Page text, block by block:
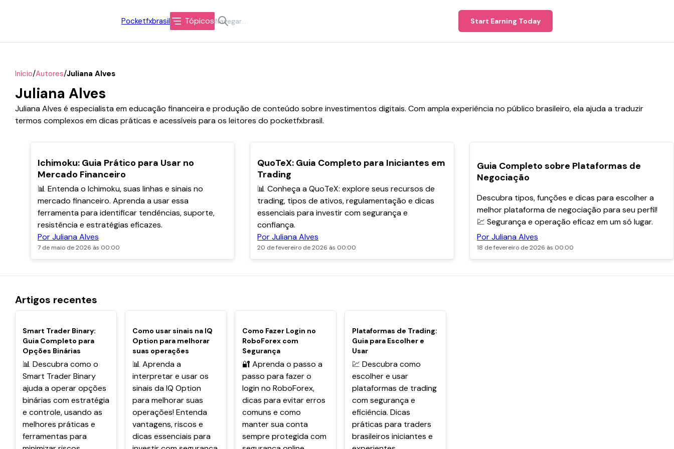
Pocketfxbrasil Tópicos Start Earning Today
Início/Autores/Juliana Alves
Juliana Alves
Juliana Alves é especialista em educação financeira e produção de conteúdo sobre investimentos digitais. Com ampla experiência no público brasileiro, ela ajuda a traduzir
termos complexos em dicas práticas e acessíveis para os leitores do pocketfxbrasil.
Ichimoku: Guia Prático para Usar no
Mercado Financeiro
📊 Entenda o Ichimoku, suas linhas e sinais no
mercado financeiro. Aprenda a usar essa
ferramenta para identificar tendências, suporte,
resistência e estratégias eficazes.
Por Juliana Alves
7 de maio de 2026 às 00:00
POPULARES
QuoTeX: Guia Completo para Iniciantes em
Trading
📊 Conheça a QuoTeX: explore seus recursos de
trading, tipos de ativos, regulamentação e dicas
essenciais para investir com segurança e
confiança.
Por Juliana Alves
20 de fevereiro de 2026 às 00:00
Guia Completo sobre Plataformas de
Negociação
Descubra tipos, funções e dicas para escolher a
melhor plataforma de negociação para seu perfil!
💹 Segurança e operação eficaz em um só lugar.
Por Juliana Alves
18 de fevereiro de 2026 às 00:00
Artigos recentes
POPULARES
Smart Trader Binary:
Guia Completo para
Opções Binárias
📊 Descubra como o
Smart Trader Binary
ajuda a operar opções
binárias com estratégia
e controle, usando as
melhores práticas e
ferramentas para
POPULARES
Como usar sinais na IQ
Option para melhorar
suas operações
📊 Aprenda a
interpretar e usar os
sinais da IQ Option
para melhorar suas
operações! Entenda
vantagens, riscos e
dicas essenciais para
POPULARES
Como Fazer Login no
RoboForex com
Segurança
🔐 Aprenda o passo a
passo para fazer o
login no RoboForex,
dicas para evitar erros
comuns e como
manter sua conta
sempre protegida com
POPULARES
Plataformas de Trading:
Guia para Escolher e
Usar
💹 Descubra como
escolher e usar
plataformas de trading
com segurança e
eficiência. Dicas
práticas para traders
brasileiros iniciantes e